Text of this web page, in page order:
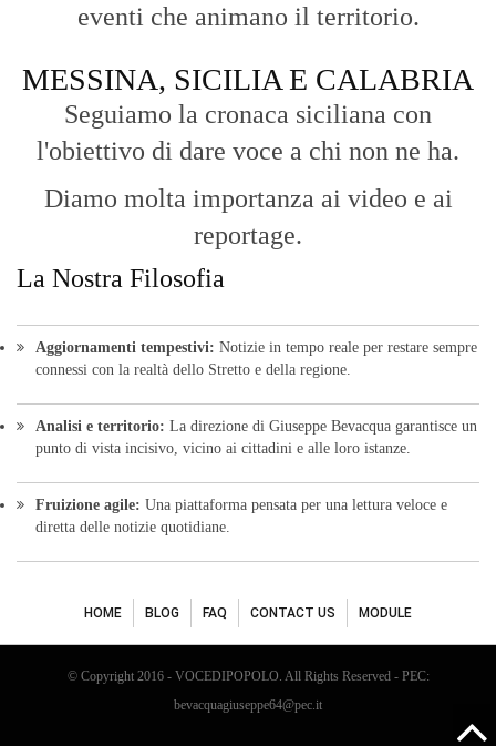
eventi che animano il territorio.
MESSINA, SICILIA E CALABRIA
Seguiamo la cronaca siciliana con
l'obiettivo di dare voce a chi non ne ha.
Diamo molta importanza ai video e ai
reportage.
La Nostra Filosofia
Aggiornamenti tempestivi: Notizie in tempo reale per restare sempre
connessi con la realtà dello Stretto e della regione.
Analisi e territorio: La direzione di Giuseppe Bevacqua garantisce un
punto di vista incisivo, vicino ai cittadini e alle loro istanze.
Fruizione agile: Una piattaforma pensata per una lettura veloce e
diretta delle notizie quotidiane.
HOME BLOG FAQ CONTACT US MODULE
© Copyright 2016 - VOCEDIPOPOLO. All Rights Reserved - PEC:
bevacquagiuseppe64@pec.it